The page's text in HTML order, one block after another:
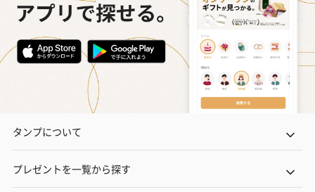
タンプについて
プレゼントを一覧から探す